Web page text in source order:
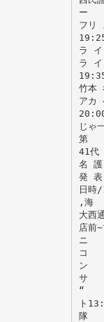
ー
フリ
ラ
ラ
竹本
アカ
じゃ
第
41代
名
発
日時
,海
大西
店前
ニ
コ
ン
サ
“
ト
隊